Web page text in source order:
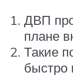
ДВП
плане
Такие
быстро